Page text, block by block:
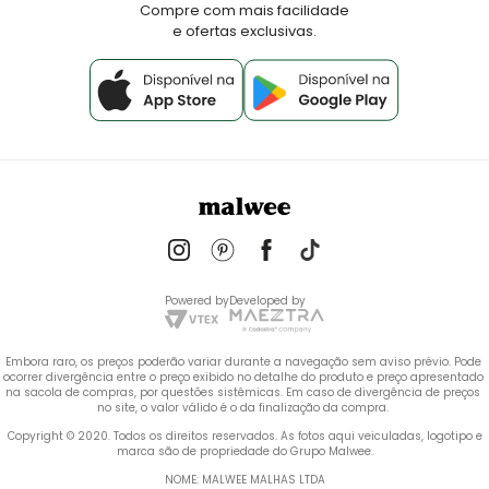
Compre com mais facilidade
e ofertas exclusivas.
Powered byDeveloped by
Embora raro, os preços poderão variar durante a navegação sem aviso prévio. Pode
ocorrer divergência entre o preço exibido no detalhe do produto e preço apresentado
na sacola de compras, por questões sistêmicas. Em caso de divergência de preços
no site, o valor válido é o da finalização da compra.
marca são de propriedade do Grupo Malwee.
NOME: MALWEE MALHAS LTDA